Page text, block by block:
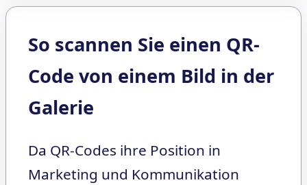
So scannen Sie einen QR-
Code von einem Bild in der
Galerie
Da QR-Codes ihre Position in
Marketing und Kommunikation